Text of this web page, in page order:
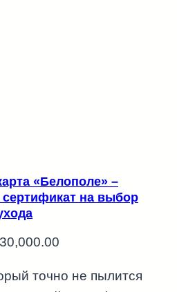
«Белополе» –
на выбор
30,000.00
₽3,000.00
точно не пылится